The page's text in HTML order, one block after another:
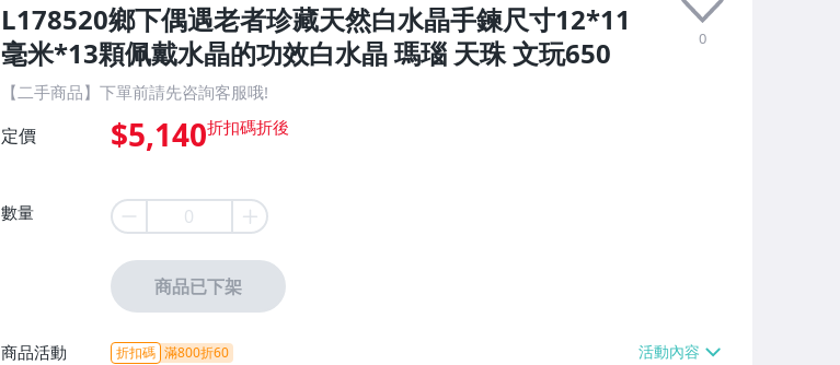
L178520鄉下偶遇老者珍藏天然白水晶手鍊尺寸12*11
毫米*13顆佩戴水晶的功效白水晶 瑪瑙 天珠 文玩650
0
【二手商品】下單前請先咨詢客服哦!
定價 $5,140
數量
商品已下架
商品活動 折扣碼 滿800折60